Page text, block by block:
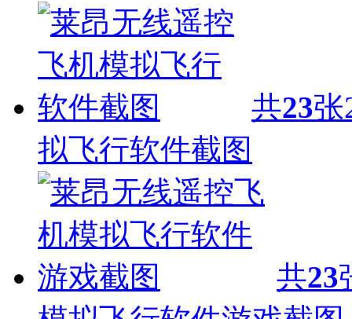
共23张
拟飞行软件截图
共23